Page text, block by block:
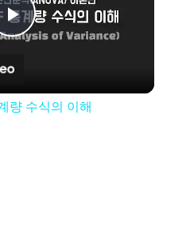
Play
량 수식의 이해